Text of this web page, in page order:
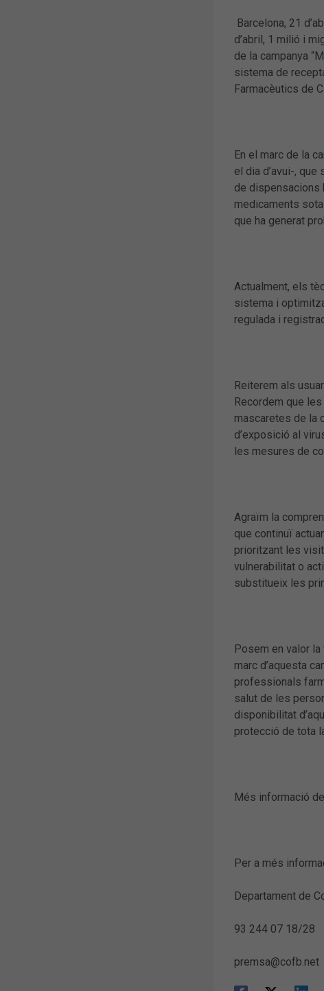
Barcelona, 21
d’abril, 1 milió i
de la campanya
sistema de
Farmacèutics de
En el marc de la
el dia d’avui-,
de dispensacions
medicaments
que ha generat
Actualment, els
sistema i
regulada i
Reiterem als
Recordem que
mascaretes de la
d’exposició al
les mesures de
Agraïm la
que continuï
prioritzant les
vulnerabilitat o
substitueix les
Posem en valor
marc d’aquesta
professionals
salut de les
disponibilitat
protecció de tota
Més informació
Per a més
Departament de
93 244 07 18/28
premsa@cofb.net